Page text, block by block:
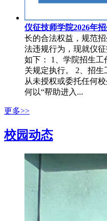
仪征技师学院2026年
长的合法权益，规范
法违规行为，现就仪
如下： 1、学院招生
关规定执行。 2、招
从未授权或委托任何
何以“帮助进入...
更多>>
校园动态